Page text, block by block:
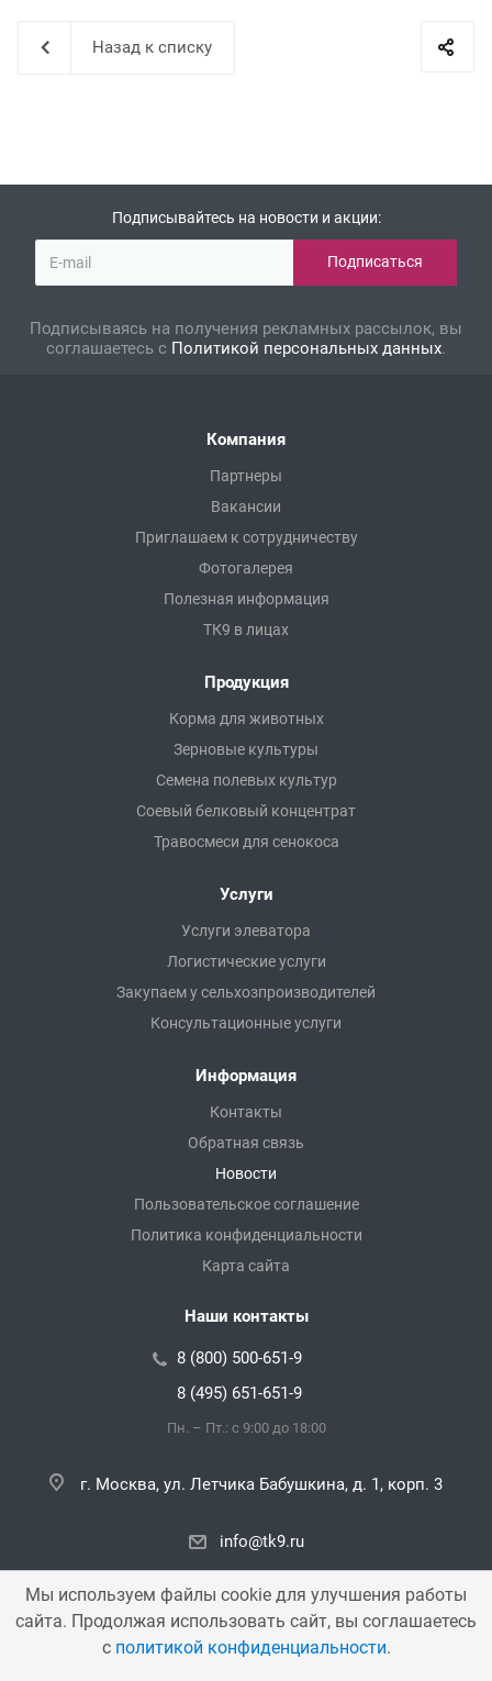
Назад к списку
Подписывайтесь на новости и акции:
Подписываясь на получения рекламных рассылок, вы
соглашаетесь с Политикой персональных данных.
Компания
Партнеры
Вакансии
Приглашаем к сотрудничеству
Фотогалерея
Полезная информация
ТК9 в лицах
Продукция
Корма для животных
Зерновые культуры
Семена полевых культур
Соевый белковый концентрат
Травосмеси для сенокоса
Услуги
Услуги элеватора
Логистические услуги
Закупаем у сельхозпроизводителей
Консультационные услуги
Информация
Контакты
Обратная связь
Новости
Пользовательское соглашение
Политика конфиденциальности
Карта сайта
Наши контакты
8 (800) 500-651-9
8 (495) 651-651-9
Пн. – Пт.: с 9:00 до 18:00
г. Москва, ул. Летчика Бабушкина, д. 1, корп. 3
info@tk9.ru
Copyright © 2000 — 2026 «TK9». Все права защищены.
Мы используем файлы cookie для улучшения работы
сайта. Продолжая использовать сайт, вы соглашаетесь
с политикой конфиденциальности.